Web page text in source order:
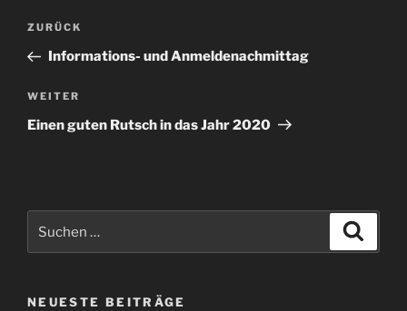
Beitragsnavigation
Vorheriger
Beitrag
ZURÜCK
Informations- und Anmeldenachmittag
Nächster
Beitrag
WEITER
Einen guten Rutsch in das Jahr 2020
nach:
NEUESTE BEITRÄGE